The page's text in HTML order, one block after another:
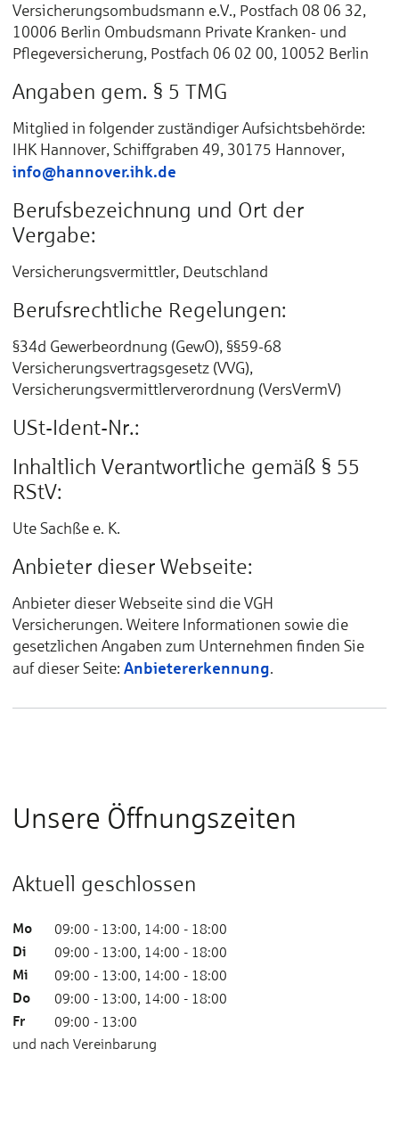
Versicherungsombudsmann e.V., Postfach 08 06 32,
10006 Berlin Ombudsmann Private Kranken- und
Pflegeversicherung, Postfach 06 02 00, 10052 Berlin
Angaben gem. § 5 TMG
Mitglied in folgender zuständiger Aufsichtsbehörde:
IHK Hannover, Schiffgraben 49, 30175 Hannover,
info@hannover.ihk.de
Berufsbezeichnung und Ort der
Vergabe:
Versicherungsvermittler, Deutschland
Berufsrechtliche Regelungen:
§34d Gewerbeordnung (GewO), §§59-68
Versicherungsvertragsgesetz (VVG),
Versicherungsvermittlerverordnung (VersVermV)
USt-Ident-Nr.:
Inhaltlich Verantwortliche gemäß § 55
RStV:
Ute Sachße e. K.
Anbieter dieser Webseite:
Anbieter dieser Webseite sind die VGH
Versicherungen. Weitere Informationen sowie die
gesetzlichen Angaben zum Unternehmen finden Sie
auf dieser Seite: Anbietererkennung.
Unsere Öffnungszeiten
Aktuell geschlossen
Mo 09:00 - 13:00, 14:00 - 18:00
Di 09:00 - 13:00, 14:00 - 18:00
Mi 09:00 - 13:00, 14:00 - 18:00
Do 09:00 - 13:00, 14:00 - 18:00
Fr
09:00 - 13:00
und nach Vereinbarung